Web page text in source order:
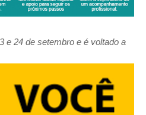
e 24 de setembro e é voltado a